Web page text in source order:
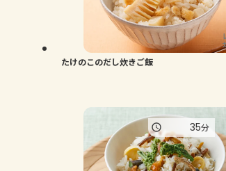
たけのこのだし炊きご飯
35分